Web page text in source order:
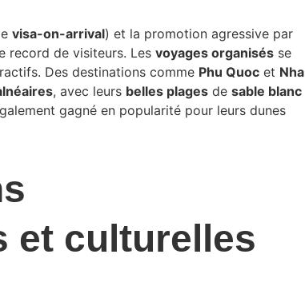
visa-on-arrival) et la promotion agressive par
record de visiteurs. Les voyages organisés se
Des destinations comme Phu Quoc et Nha
, avec leurs belles plages de sable blanc
gagné en popularité pour leurs dunes
et culturelles